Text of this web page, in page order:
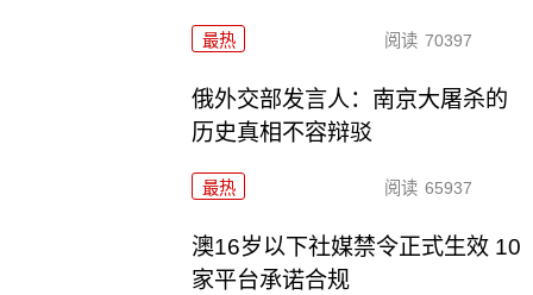
最热 阅读 70397
俄外交部发言人：南京大屠杀的
历史真相不容辩驳
最热 阅读 65937
澳16岁以下社媒禁令正式生效 10
家平台承诺合规